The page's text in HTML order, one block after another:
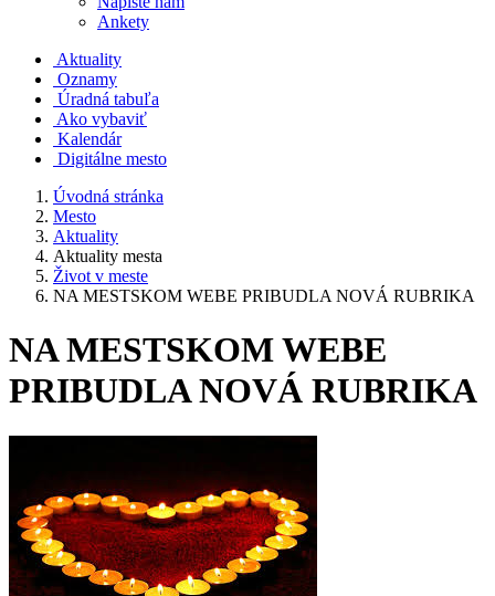
Ankety
Aktuality
Oznamy
Úradná tabuľa
Ako vybaviť
Kalendár
Digitálne mesto
Úvodná stránka
Mesto
Aktuality
Aktuality mesta
Život v meste
NA MESTSKOM WEBE PRIBUDLA NOVÁ RUBRIKA
NA MESTSKOM WEBE
PRIBUDLA NOVÁ RUBRIKA